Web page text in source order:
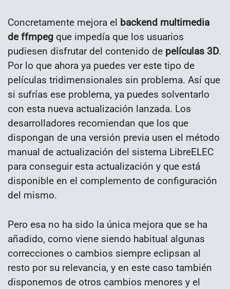
Concretamente mejora el backend multimedia
de ffmpeg que impedía que los usuarios
pudiesen disfrutar del contenido de películas 3D.
Por lo que ahora ya puedes ver este tipo de
películas tridimensionales sin problema. Así que
si sufrías ese problema, ya puedes solventarlo
con esta nueva actualización lanzada. Los
desarrolladores recomiendan que los que
dispongan de una versión previa usen el método
manual de actualización del sistema LibreELEC
para conseguir esta actualización y que está
disponible en el complemento de configuración
del mismo.
Pero esa no ha sido la única mejora que se ha
añadido, como viene siendo habitual algunas
correcciones o cambios siempre eclipsan al
resto por su relevancia, y en este caso también
disponemos de otros cambios menores y el